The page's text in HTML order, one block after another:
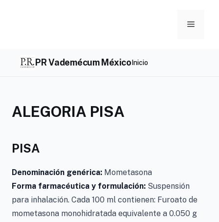
Menu
PR Vademécum MéxicoInicio
ALEGORIA PISA
PISA
Denominación genérica: Mometasona
Forma farmacéutica y formulación: Suspensión
para inhalación. Cada 100 ml contienen: Furoato de
mometasona monohidratada equivalente a 0.050 g